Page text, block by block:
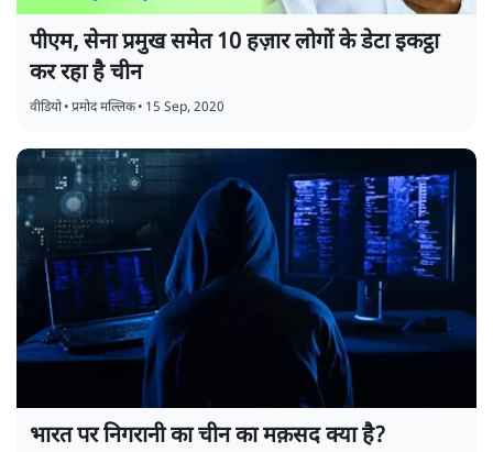
पीएम, सेना प्रमुख समेत 10 हज़ार लोगों के डेटा इकट्ठा
कर रहा है चीन
वीडियो•प्रमोद मल्लिक• 15 Sep, 2020
भारत पर निगरानी का चीन का मक़सद क्या है?